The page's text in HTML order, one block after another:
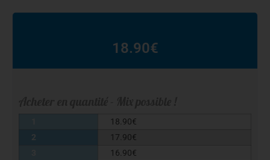
18.90€
18.90€
2
17.90€
16.90€